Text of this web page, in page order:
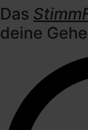
Das
deine